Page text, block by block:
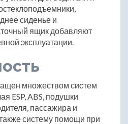
сиденье и
ящик добавляют
эксплуатации.
множеством систем
ESP, ABS, подушки
пассажира и
систему помощи при